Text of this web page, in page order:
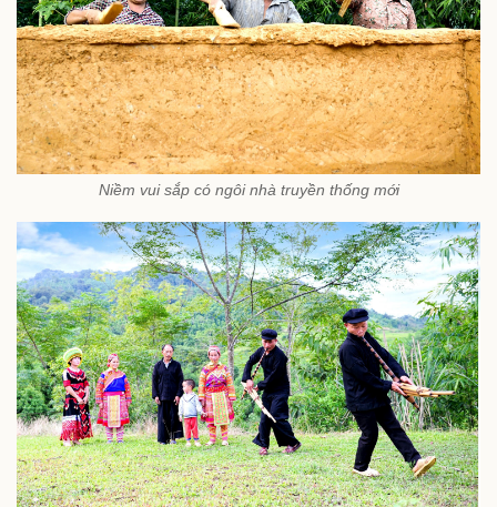
Niềm vui sắp có ngôi nhà truyền thống mới